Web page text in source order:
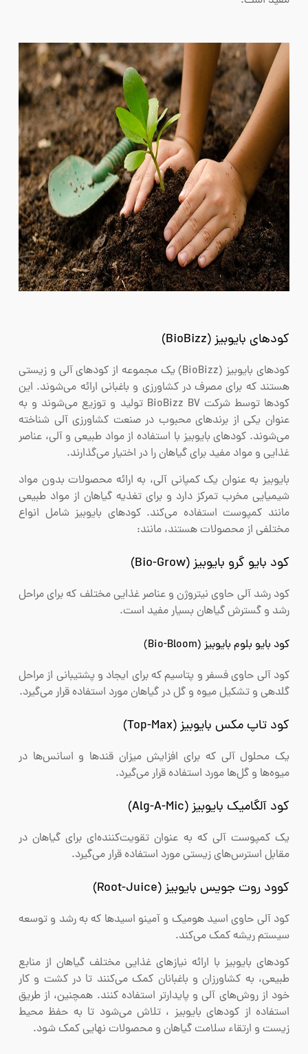
کودهای بایوبیز (BioBizz)
کودهای بایوبیز (BioBizz) یک مجموعه از کودهای آلی و زیستی
هستند که برای مصرف در کشاورزی و باغبانی ارائه می‌شوند. این
کودها توسط شرکت BioBizz BV تولید و توزیع می‌شوند و به
عنوان یکی از برندهای محبوب در صنعت کشاورزی آلی شناخته
می‌شوند. کودهای بایوبیز با استفاده از مواد طبیعی و آلی، عناصر
غذایی و مواد مفید برای گیاهان را در اختیار می‌گذارند.
بایوبیز به عنوان یک کمپانی آلی، به ارائه محصولات بدون مواد
شیمیایی مخرب تمرکز دارد و برای تغذیه گیاهان از مواد طبیعی
مانند کمپوست استفاده می‌کند. کودهای بایوبیز شامل انواع
مختلفی از محصولات هستند، مانند:
کود بایو گرو بایوبیز (Bio-Grow)
کود رشد آلی حاوی نیتروژن و عناصر غذایی مختلف که برای مراحل
رشد و گسترش گیاهان بسیار مفید است.
کود بایو بلوم بایوبیز (Bio-Bloom)
کود آلی حاوی فسفر و پتاسیم که برای ایجاد و پشتیبانی از مراحل
گلدهی و تشکیل میوه و گل در گیاهان مورد استفاده قرار می‌گیرد.
کود تاپ مکس بایوبیز (Top-Max)
یک محلول آلی که برای افزایش میزان قندها و اسانس‌ها در
میوه‌ها و گل‌ها مورد استفاده قرار می‌گیرد.
کود آلگامیک بایوبیز (Alg-A-Mic)
یک کمپوست آلی که به عنوان تقویت‌کننده‌ای برای گیاهان در
مقابل استرس‌های زیستی مورد استفاده قرار می‌گیرد.
کوود روت جویس بایوبیز (Root-Juice)
کود آلی حاوی اسید هومیک و آمینو اسیدها که به رشد و توسعه
سیستم ریشه کمک می‌کند.
کودهای بایوبیز با ارائه نیازهای غذایی مختلف گیاهان از منابع
طبیعی، به کشاورزان و باغبانان کمک می‌کنند تا در کشت و کار
خود از روش‌های آلی و پایدارتر استفاده کنند. همچنین، از طریق
استفاده از کودهای بایوبیز ، تلاش می‌شود تا به حفظ محیط‌
زیست و ارتقاء سلامت گیاهان و محصولات نهایی کمک شود.